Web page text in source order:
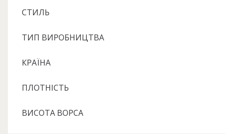
СТИЛЬ
ТИП ВИРОБНИЦТВА
КРАЇНА
ПЛОТНІСТЬ
ВИСОТА ВОРСА